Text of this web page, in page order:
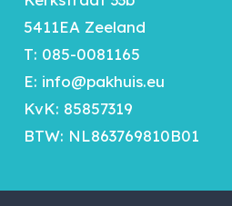
5411EA Zeeland
T: 085-0081165
E: info@pakhuis.eu
KvK: 85857319
BTW: NL863769810B01